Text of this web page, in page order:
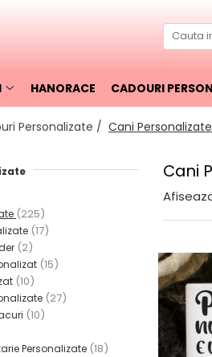
Craciun
Crăciun
HANORACE CADOURI
Personalizate / Cani Personalizate
Cani
(225)
(17)
(2)
(15)
(10)
(27)
(10)
Personalizate (18)